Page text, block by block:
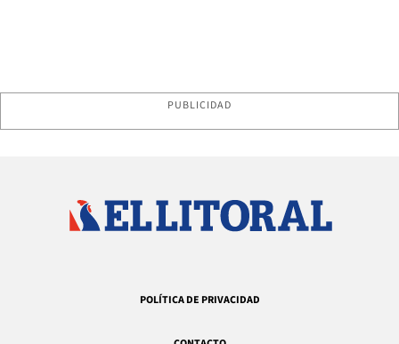
PUBLICIDAD
POLÍTICA DE PRIVACIDAD